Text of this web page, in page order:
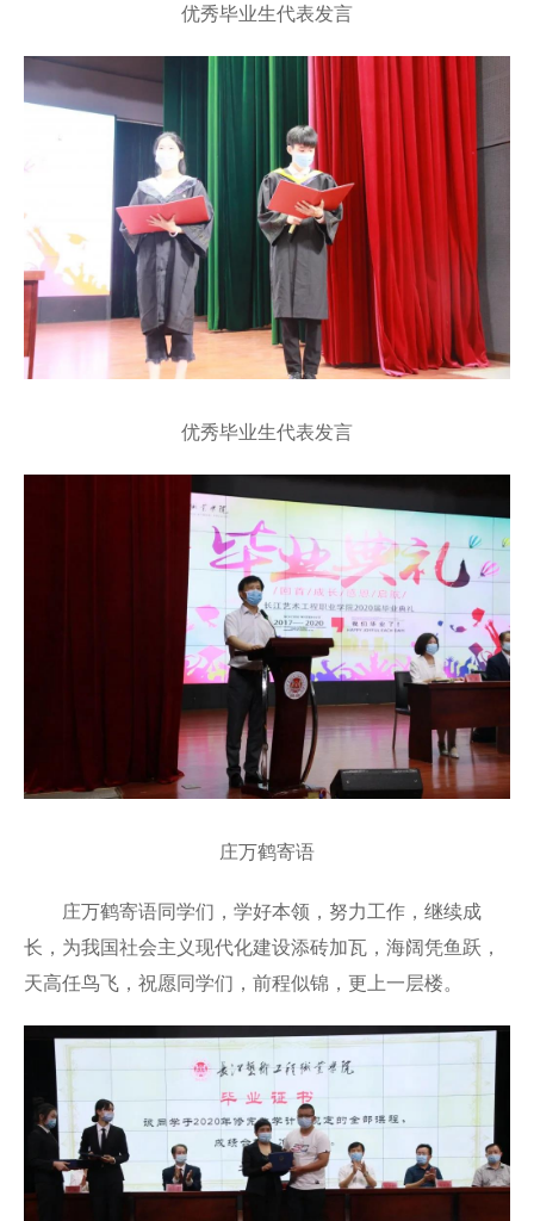
优秀毕业生代表发言
优秀毕业生代表发言
庄万鹤寄语
庄万鹤寄语同学们，学好本领，努力工作，继续成
长，为我国社会主义现代化建设添砖加瓦，海阔凭鱼跃，
天高任鸟飞，祝愿同学们，前程似锦，更上一层楼。